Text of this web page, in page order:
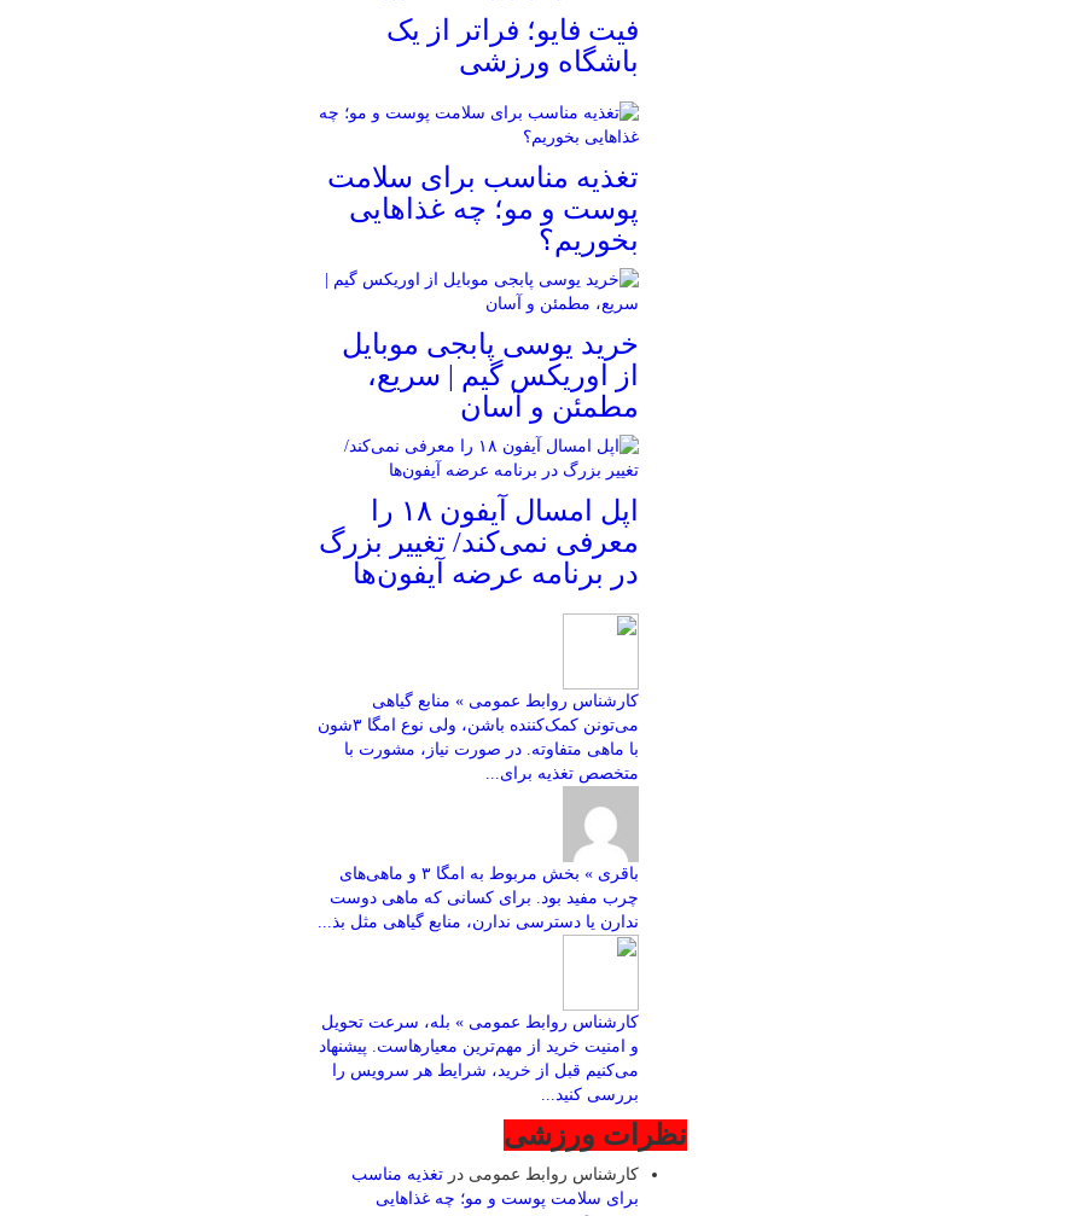
فیت ‌فایو؛ فراتر از یک
باشگاه ورزشی
تغذیه مناسب برای سلامت
پوست و مو؛ چه غذاهایی
بخوریم؟
خرید یوسی پابجی موبایل
از اوریکس گیم | سریع،
مطمئن و آسان
اپل امسال آیفون ۱۸ را
معرفی نمی‌کند/ تغییر بزرگ
در برنامه عرضه آیفون‌ها
کارشناس روابط عمومی » منابع گیاهی
می‌تونن کمک‌کننده باشن، ولی نوع امگا ۳شون
با ماهی متفاوته. در صورت نیاز، مشورت با
متخصص تغذیه برای...
باقری » بخش مربوط به امگا ۳ و ماهی‌های
چرب مفید بود. برای کسانی که ماهی دوست
ندارن یا دسترسی ندارن، منابع گیاهی مثل بذ...
کارشناس روابط عمومی » بله، سرعت تحویل
و امنیت خرید از مهم‌ترین معیارهاست. پیشنهاد
می‌کنیم قبل از خرید، شرایط هر سرویس را
بررسی کنید...
نظرات ورزشی
کارشناس روابط عمومی درتغذیه مناسب
برای سلامت پوست و مو؛ چه غذاهایی